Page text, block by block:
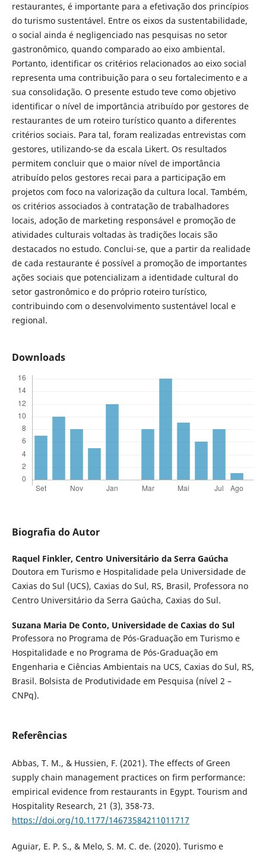
restaurantes, é importante para a efetivação dos princípios
do turismo sustentável. Entre os eixos da sustentabilidade,
o social ainda é negligenciado nas pesquisas no setor
gastronômico, quando comparado ao eixo ambiental.
Portanto, identificar os critérios relacionados ao eixo social
representa uma contribuição para o seu fortalecimento e a
sua consolidação. O presente estudo teve como objetivo
identificar o nível de importância atribuído por gestores de
restaurantes de um roteiro turístico quanto a diferentes
critérios sociais. Para tal, foram realizadas entrevistas com
gestores, utilizando-se da escala Likert. Os resultados
permitem concluir que o maior nível de importância
atribuído pelos gestores recai para a participação em
projetos com foco na valorização da cultura local. Também,
os critérios associados à contratação de trabalhadores
locais, adoção de marketing responsável e promoção de
atividades culturais voltadas às tradições locais são
destacados no estudo. Conclui-se, que a partir da realidade
de cada restaurante é possível a promoção de importantes
ações sociais que potencializam a identidade cultural do
setor gastronômico e do próprio roteiro turístico,
contribuindo com o desenvolvimento sustentável local e
regional.
Downloads
Biografia do Autor
Raquel Finkler, Centro Universitário da Serra Gaúcha
Doutora em Turismo e Hospitalidade pela Universidade de
Caxias do Sul (UCS), Caxias do Sul, RS, Brasil, Professora no
Centro Universitário da Serra Gaúcha, Caxias do Sul.
Suzana Maria De Conto, Universidade de Caxias do Sul
Professora no Programa de Pós-Graduação em Turismo e
Hospitalidade e no Programa de Pós-Graduação em
Engenharia e Ciências Ambientais na UCS, Caxias do Sul, RS,
Brasil. Bolsista de Produtividade em Pesquisa (nível 2 –
CNPq).
Referências
Abbas, T. M., & Hussien, F. (2021). The effects of Green
supply chain management practices on firm performance:
empirical evidence from restaurants in Egypt. Tourism and
Hospitality Research, 21 (3), 358-73.
https://doi.org/10.1177/14673584211011717
Aguiar, E. P. S., & Melo, S. M. C. de. (2020). Turismo e